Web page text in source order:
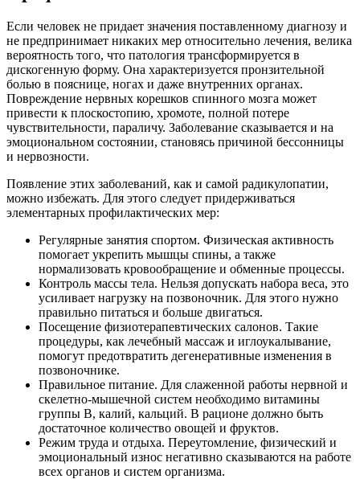
Если человек не придает значения поставленному диагнозу и
не предпринимает никаких мер относительно лечения, велика
вероятность того, что патология трансформируется в
дискогенную форму. Она характеризуется пронзительной
болью в пояснице, ногах и даже внутренних органах.
Повреждение нервных корешков спинного мозга может
привести к плоскостопию, хромоте, полной потере
чувствительности, параличу. Заболевание сказывается и на
эмоциональном состоянии, становясь причиной бессонницы
и нервозности.
Появление этих заболеваний, как и самой радикулопатии,
можно избежать. Для этого следует придерживаться
элементарных профилактических мер:
Регулярные занятия спортом. Физическая активность
помогает укрепить мышцы спины, а также
нормализовать кровообращение и обменные процессы.
Контроль массы тела. Нельзя допускать набора веса, это
усиливает нагрузку на позвоночник. Для этого нужно
правильно питаться и больше двигаться.
Посещение физиотерапевтических салонов. Такие
процедуры, как лечебный массаж и иглоукалывание,
помогут предотвратить дегенеративные изменения в
позвоночнике.
Правильное питание. Для слаженной работы нервной и
скелетно-мышечной систем необходимо витамины
группы В, калий, кальций. В рационе должно быть
достаточное количество овощей и фруктов.
Режим труда и отдыха. Переутомление, физический и
эмоциональный износ негативно сказываются на работе
всех органов и систем организма.